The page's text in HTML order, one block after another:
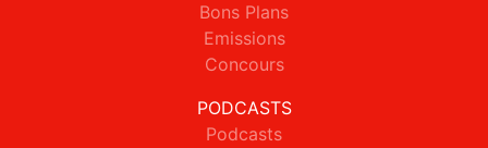
Bons Plans
Emissions
Concours
PODCASTS
Podcasts